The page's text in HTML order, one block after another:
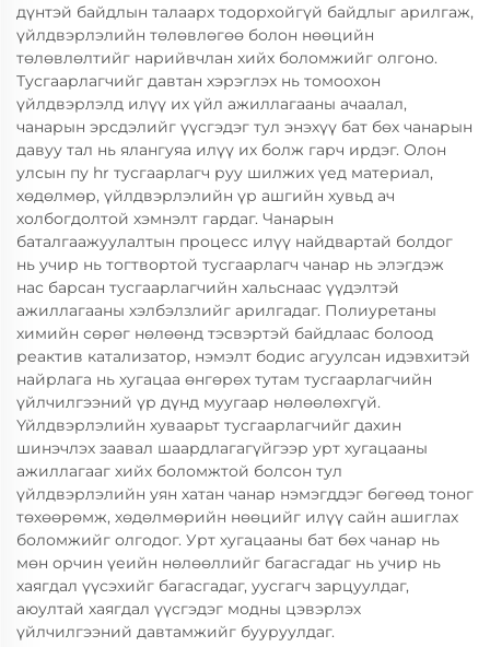
дүнтэй байдлын талаарх тодорхойгүй байдлыг арилгаж,
үйлдвэрлэлийн төлөвлөгөө болон нөөцийн
төлөвлөлтийг нарийвчлан хийх боломжийг олгоно.
Тусгаарлагчийг давтан хэрэглэх нь томоохон
үйлдвэрлэлд илүү их үйл ажиллагааны ачаалал,
чанарын эрсдэлийг үүсгэдэг тул энэхүү бат бөх чанарын
давуу тал нь ялангуяа илүү их болж гарч ирдэг. Олон
улсын пу hr тусгаарлагч руу шилжих үед материал,
хөдөлмөр, үйлдвэрлэлийн үр ашгийн хувьд ач
холбогдолтой хэмнэлт гардаг. Чанарын
баталгаажуулалтын процесс илүү найдвартай болдог
нь учир нь тогтвортой тусгаарлагч чанар нь элэгдэж
нас барсан тусгаарлагчийн хальснаас үүдэлтэй
ажиллагааны хэлбэлзлийг арилгадаг. Полиуретаны
химийн сөрөг нөлөөнд тэсвэртэй байдлаас болоод
реактив катализатор, нэмэлт бодис агуулсан идэвхитэй
найрлага нь хугацаа өнгөрөх тутам тусгаарлагчийн
үйлчилгээний үр дүнд муугаар нөлөөлөхгүй.
Үйлдвэрлэлийн хуваарьт тусгаарлагчийг дахин
шинэчлэх заавал шаардлагагүйгээр урт хугацааны
ажиллагааг хийх боломжтой болсон тул
үйлдвэрлэлийн уян хатан чанар нэмэгддэг бөгөөд тоног
төхөөрөмж, хөдөлмөрийн нөөцийг илүү сайн ашиглах
боломжийг олгодог. Урт хугацааны бат бөх чанар нь
мөн орчин үеийн нөлөөллийг багасгадаг нь учир нь
хаягдал үүсэхийг багасгадаг, уусгагч зарцуулдаг,
аюултай хаягдал үүсгэдэг модны цэвэрлэх
үйлчилгээний давтамжийг бууруулдаг.